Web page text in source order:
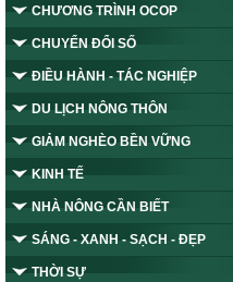
CHƯƠNG TRÌNH OCOP
CHUYỂN ĐỔI SỐ
ĐIỀU HÀNH - TÁC NGHIỆP
DU LỊCH NÔNG THÔN
GIẢM NGHÈO BỀN VỮNG
KINH TẾ
NHÀ NÔNG CẦN BIẾT
SÁNG - XANH - SẠCH - ĐẸP
THỜI SỰ